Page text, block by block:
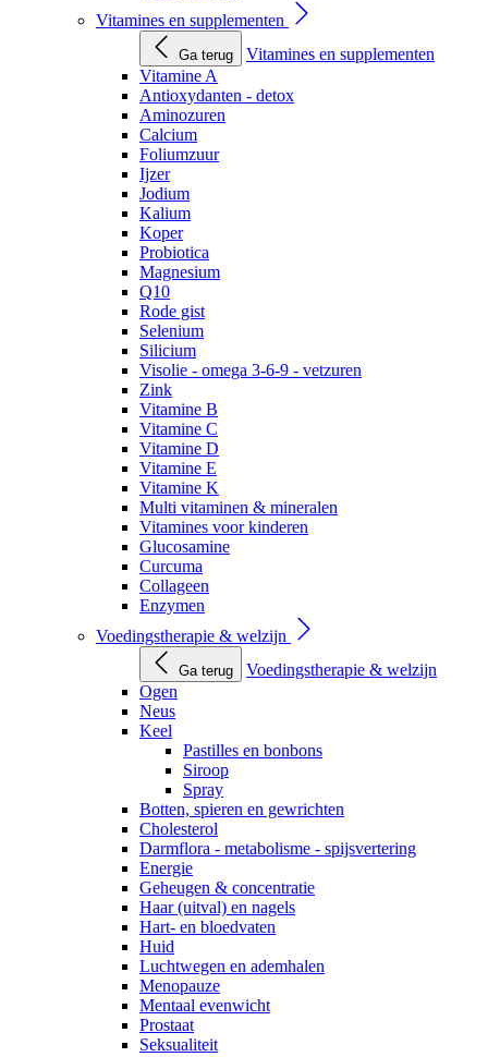
Vitamines en supplementen
Ga terug
Vitamines en supplementen
Vitamine A
Antioxydanten - detox
Aminozuren
Calcium
Foliumzuur
Ijzer
Jodium
Kalium
Koper
Probiotica
Magnesium
Q10
Rode gist
Selenium
Silicium
Visolie - omega 3-6-9 - vetzuren
Zink
Vitamine B
Vitamine C
Vitamine D
Vitamine E
Vitamine K
Multi vitaminen & mineralen
Vitamines voor kinderen
Glucosamine
Curcuma
Collageen
Enzymen
Voedingstherapie & welzijn
Ga terug
Voedingstherapie & welzijn
Ogen
Neus
Keel
Pastilles en bonbons
Siroop
Spray
Botten, spieren en gewrichten
Cholesterol
Darmflora - metabolisme - spijsvertering
Energie
Geheugen & concentratie
Haar (uitval) en nagels
Hart- en bloedvaten
Huid
Luchtwegen en ademhalen
Menopauze
Mentaal evenwicht
Prostaat
Seksualiteit